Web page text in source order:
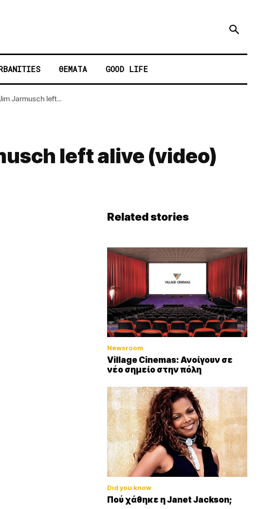
ΘΕΜΑΤΑ GOOD LIFE
Jarmusch left...
left alive (video)
Related stories
Newsroom
Village Cinemas: Ανοίγουν σε
νέο σημείο στην πόλη
Did you know
Πού χάθηκε η Janet Jackson;